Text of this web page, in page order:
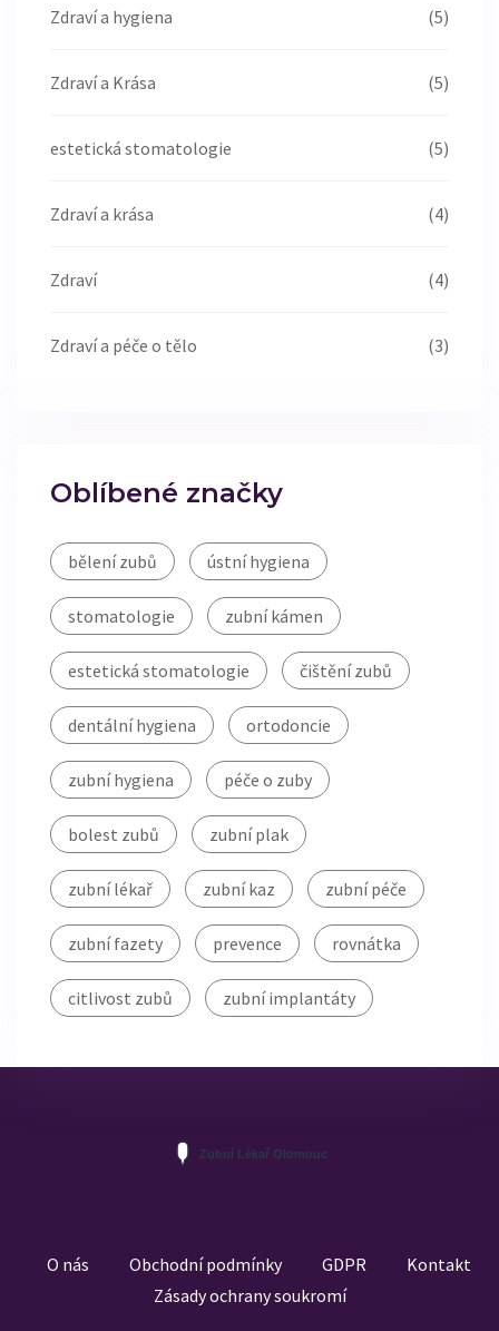
Zdraví a hygiena (5)
Zdraví a Krása (5)
estetická stomatologie (5)
Zdraví a krása (4)
Zdraví (4)
Zdraví a péče o tělo (3)
Oblíbené značky
bělení zubů ústní hygiena
stomatologie zubní kámen
estetická stomatologie čištění zubů
dentální hygiena ortodoncie
zubní hygiena péče o zuby
bolest zubů zubní plak
zubní lékař zubní kaz zubní péče
zubní fazety prevence rovnátka
citlivost zubů zubní implantáty
O nás Obchodní podmínky GDPR
Kontakt
Zásady ochrany soukromí